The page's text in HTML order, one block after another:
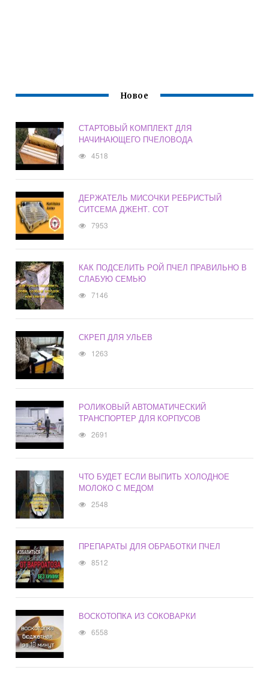
Новое
СТАРТОВЫЙ КОМПЛЕКТ ДЛЯ
НАЧИНАЮЩЕГО ПЧЕЛОВОДА
4518
ДЕРЖАТЕЛЬ МИСОЧКИ РЕБРИСТЫЙ
СИТСЕМА ДЖЕНТ. СОТ
7953
КАК ПОДСЕЛИТЬ РОЙ ПЧЕЛ ПРАВИЛЬНО В
СЛАБУЮ СЕМЬЮ
7146
СКРЕП ДЛЯ УЛЬЕВ
1263
РОЛИКОВЫЙ АВТОМАТИЧЕСКИЙ
ТРАНСПОРТЕР ДЛЯ КОРПУСОВ
2691
ЧТО БУДЕТ ЕСЛИ ВЫПИТЬ ХОЛОДНОЕ
МОЛОКО С МЕДОМ
2548
ПРЕПАРАТЫ ДЛЯ ОБРАБОТКИ ПЧЕЛ
8512
ВОСКОТОПКА ИЗ СОКОВАРКИ
6558